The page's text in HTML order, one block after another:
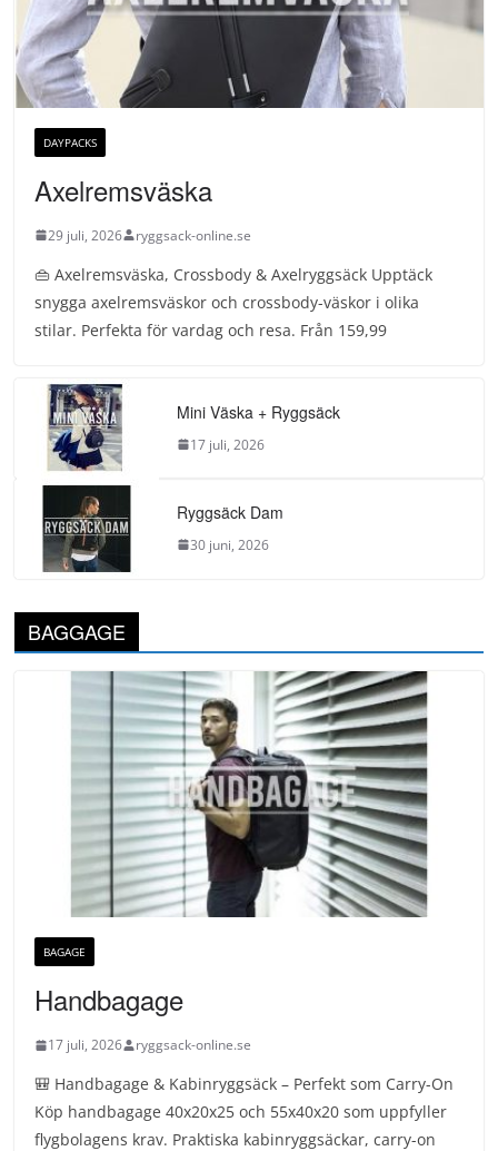
DAYPACKS
Axelremsväska
29 juli, 2026 ryggsack-online.se
👜 Axelremsväska, Crossbody & Axelryggsäck Upptäck
snygga axelremsväskor och crossbody-väskor i olika
stilar. Perfekta för vardag och resa. Från 159,99
Mini Väska + Ryggsäck
17 juli, 2026
Ryggsäck Dam
30 juni, 2026
BAGGAGE
BAGAGE
Handbagage
17 juli, 2026 ryggsack-online.se
🎒 Handbagage & Kabinryggsäck – Perfekt som Carry-On
Köp handbagage 40x20x25 och 55x40x20 som uppfyller
flygbolagens krav. Praktiska kabinryggsäckar, carry-on